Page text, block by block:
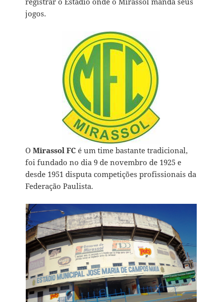
jogos.
OMirassol FC é um time bastante tradicional,
foi fundado no dia 9 de novembro de 1925 e
desde 1951 disputa competições profissionais da
Federação Paulista.